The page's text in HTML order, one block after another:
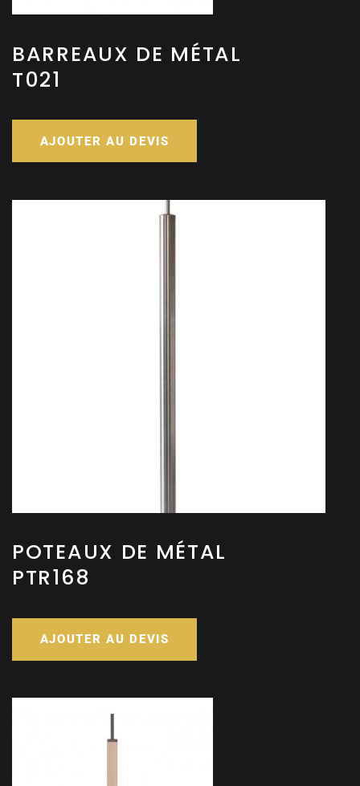
BARREAUX DE MÉTAL
T021
AJOUTER AU DEVIS
POTEAUX DE MÉTAL
PTR168
AJOUTER AU DEVIS